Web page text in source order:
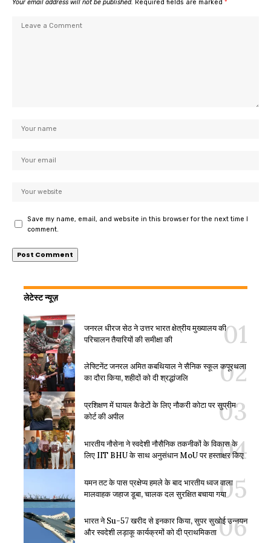
Your email address will not be published. Required fields are marked *
Save my name, email, and website in this browser for the next time I
comment.
लेटेस्ट न्यूज़
जनरल धीरज सेठ ने उत्तर भारत क्षेत्रीय मुख्यालय की
परिचालन तैयारियों की समीक्षा की
लेफ्टिनेंट जनरल अमित कबथियाल ने सैनिक स्कूल कपूरथला
का दौरा किया, शहीदों को दी श्रद्धांजलि
प्रशिक्षण में घायल कैडेटों के लिए नौकरी कोटा पर सुप्रीम
कोर्ट की अपील
भारतीय नौसेना ने स्वदेशी नौसैनिक तकनीकों के विकास के
लिए IIT BHU के साथ अनुसंधान MoU पर हस्ताक्षर किए
यमन तट के पास प्रक्षेप्य हमले के बाद भारतीय ध्वज वाला
मालवाहक जहाज डूबा, चालक दल सुरक्षित बचाया गया
भारत ने Su-57 खरीद से इनकार किया, सुपर सुखोई उन्नयन
और स्वदेशी लड़ाकू कार्यक्रमों को दी प्राथमिकता